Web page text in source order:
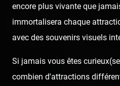
Spèce de jaloux, tout parce
jours avant toi ! :p
Coasterrider
7 years ago
encore plus vivante que
immortalisera chaque
avec des souvenirs visuels
Si jamais vous êtes
combien d'attractions